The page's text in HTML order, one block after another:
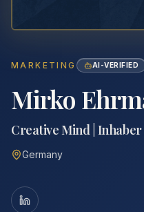
MARKETING AI-VERIFIED
Mirko
Creative Mind | Inhaber
Germany